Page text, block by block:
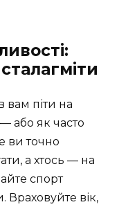
вам піти на
або як часто
ви точно
а хтось — на
спорт
Враховуйте вік,